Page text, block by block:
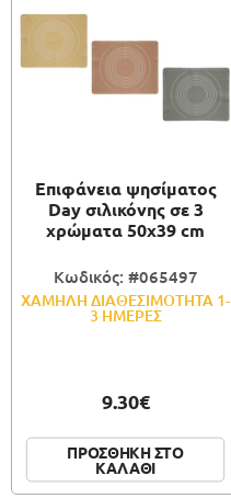
Επιφάνεια ψησίματος
Day σιλικόνης σε 3
χρώματα 50x39 cm
Κωδικός: #065497
ΧΑΜΗΛΗ ΔΙΑΘΕΣΙΜΟΤΗΤΑ 1-
3 ΗΜΕΡΕΣ
9.30€
ΠΡΟΣΘΗΚΗ ΣΤΟ
ΚΑΛΑΘΙ